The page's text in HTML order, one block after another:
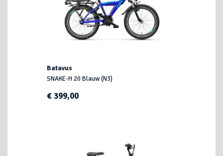
Batavus
SNAKE-H 20 Blauw (N3)
€ 399,00